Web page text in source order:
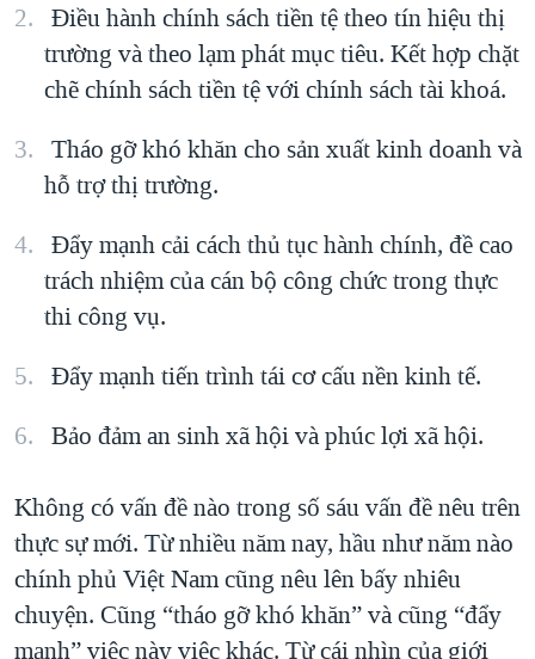
Điều hành chính sách tiền tệ theo tín hiệu thị
trường và theo lạm phát mục tiêu. Kết hợp chặt
chẽ chính sách tiền tệ với chính sách tài khoá.
Tháo gỡ khó khăn cho sản xuất kinh doanh và
hỗ trợ thị trường.
Đẩy mạnh cải cách thủ tục hành chính, đề cao
trách nhiệm của cán bộ công chức trong thực
thi công vụ.
Đẩy mạnh tiến trình tái cơ cấu nền kinh tế.
Bảo đảm an sinh xã hội và phúc lợi xã hội.
Không có vấn đề nào trong số sáu vấn đề nêu trên
thực sự mới. Từ nhiều năm nay, hầu như năm nào
chính phủ Việt Nam cũng nêu lên bấy nhiêu
chuyện. Cũng “tháo gỡ khó khăn” và cũng “đẩy
mạnh” việc này việc khác. Từ cái nhìn của giới